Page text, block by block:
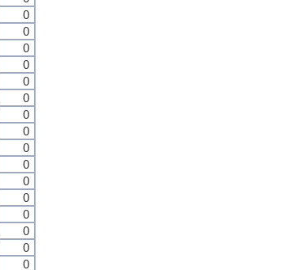
0
0
0
0
0
0
0
0
0
0
0
0
0
0
0
0